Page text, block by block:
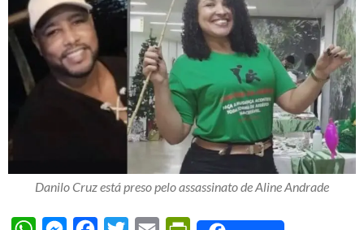
Danilo Cruz está preso pelo assassinato de Aline Andrade